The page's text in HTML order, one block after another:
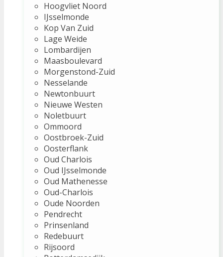
Hoogvliet Noord
IJsselmonde
Kop Van Zuid
Lage Weide
Lombardijen
Maasboulevard
Morgenstond-Zuid
Nesselande
Newtonbuurt
Nieuwe Westen
Noletbuurt
Ommoord
Oostbroek-Zuid
Oosterflank
Oud Charlois
Oud IJsselmonde
Oud Mathenesse
Oud-Charlois
Oude Noorden
Pendrecht
Prinsenland
Redebuurt
Rijsoord